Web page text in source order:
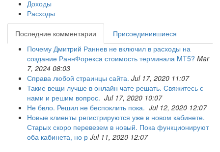
Доходы
Расходы
Последние комментарии
Присоединившиеся
Почему Дмитрий Раннев не включил в расходы на
создание РаннФорекса стоимость терминала MT5? Mar
7, 2024 08:03
Справа любой страинцы сайта. Jul 17, 2020 11:07
Такие вещи лучше в онлайн чате решать. Свяжитесь с
нами и решим вопрос. Jul 17, 2020 10:07
Не бвло. Решил не беспоклить пока. Jul 12, 2020 12:07
Новые клиенты регистрируются уже в новом кабинете.
Старых скоро перевезем в новый. Пока функционируют
оба кабинета, но р Jul 11, 2020 12:07